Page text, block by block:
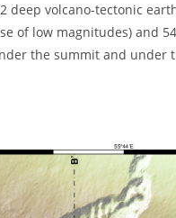
deep volcano-tectonic
of low magnitudes) and
the summit and under